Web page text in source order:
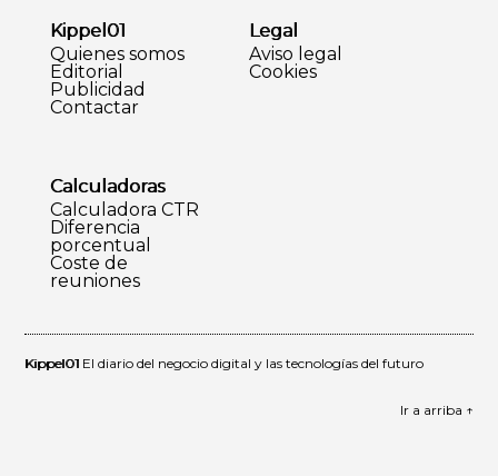
Kippel01
Quienes somos
Editorial
Publicidad
Contactar
Legal
Aviso legal
Cookies
Calculadoras
Calculadora CTR
Diferencia
porcentual
Coste de
reuniones
Kippel01 El diario del negocio digital y las tecnologías del futuro
Ir a arriba ↑